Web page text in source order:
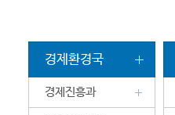
경제환경국
경제진흥과